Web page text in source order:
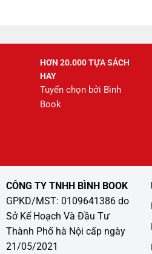
HƠN 20.000 TỰA SÁCH
HAY
Tuyển chọn bởi Bình
Book
CÔNG TY TNHH BÌNH BOOK
GPKD/MST: 0109641386 do
Sở Kế Hoạch Và Đầu Tư
Thành Phố hà Nội cấp ngày
21/05/2021